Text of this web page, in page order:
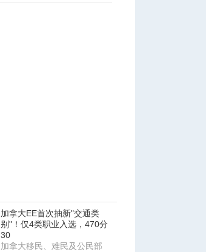
加拿大EE首次抽新"交通类
别"！仅4类职业入选，470分
30
加拿大移民、难民及公民部